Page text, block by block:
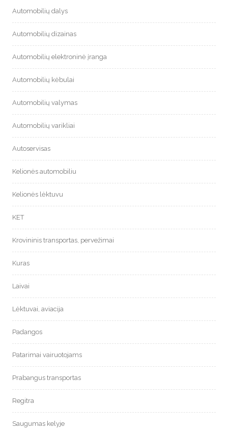
Automobilių dalys
Automobilių dizainas
Automobilių elektroninė įranga
Automobilių kėbulai
Automobilių valymas
Automobilių varikliai
Autoservisas
Kelionės automobiliu
Kelionės lėktuvu
KET
Krovininis transportas, pervežimai
Kuras
Laivai
Lėktuvai, aviacija
Padangos
Patarimai vairuotojams
Prabangus transportas
Regitra
Saugumas kelyje